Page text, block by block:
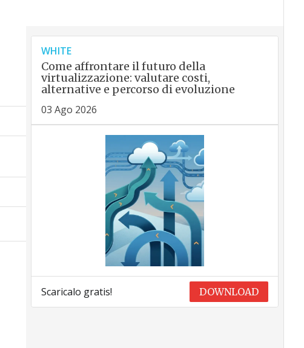
WHITE
Come affrontare il futuro della
virtualizzazione: valutare costi,
alternative e percorso di evoluzione
03 Ago 2026
Scaricalo gratis! DOWNLOAD